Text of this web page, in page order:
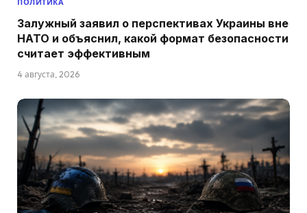
Залужный заявил о перспективах Украины вне
НАТО и объяснил, какой формат безопасности
считает эффективным
4 августа, 2026